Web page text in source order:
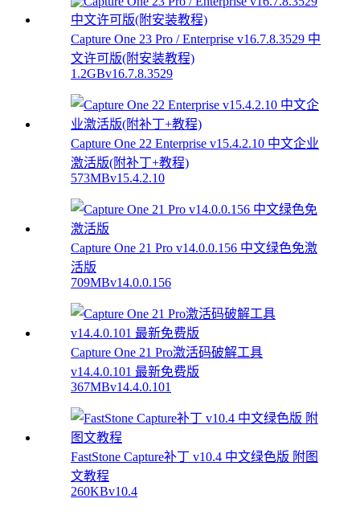
Capture One 23 Pro / Enterprise v16.7.8.3529 中
文许可版(附安装教程)
1.2GBv16.7.8.3529
Capture One 22 Enterprise v15.4.2.10 中文企业
激活版(附补丁+教程)
573MBv15.4.2.10
Capture One 21 Pro v14.0.0.156 中文绿色免激
活版
709MBv14.0.0.156
Capture One 21 Pro激活码破解工具
v14.4.0.101 最新免费版
367MBv14.4.0.101
FastStone Capture补丁 v10.4 中文绿色版 附图
文教程
260KBv10.4